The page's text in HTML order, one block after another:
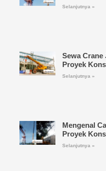
Selanjutnya »
Sewa Crane
Proyek
Selanjutnya »
Mengenal
Proyek
Selanjutnya »